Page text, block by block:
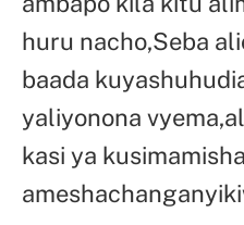
huru nacho,Seba
baada
yaliyonona
kasi ya